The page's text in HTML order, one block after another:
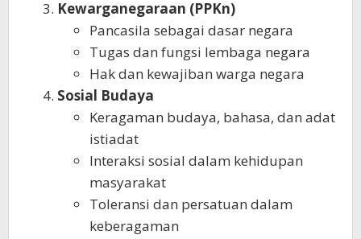
Kewarganegaraan (PPKn)
Pancasila sebagai dasar negara
Tugas dan fungsi lembaga negara
Hak dan kewajiban warga negara
Sosial Budaya
Keragaman budaya, bahasa, dan adat
istiadat
Interaksi sosial dalam kehidupan
masyarakat
Toleransi dan persatuan dalam
keberagaman